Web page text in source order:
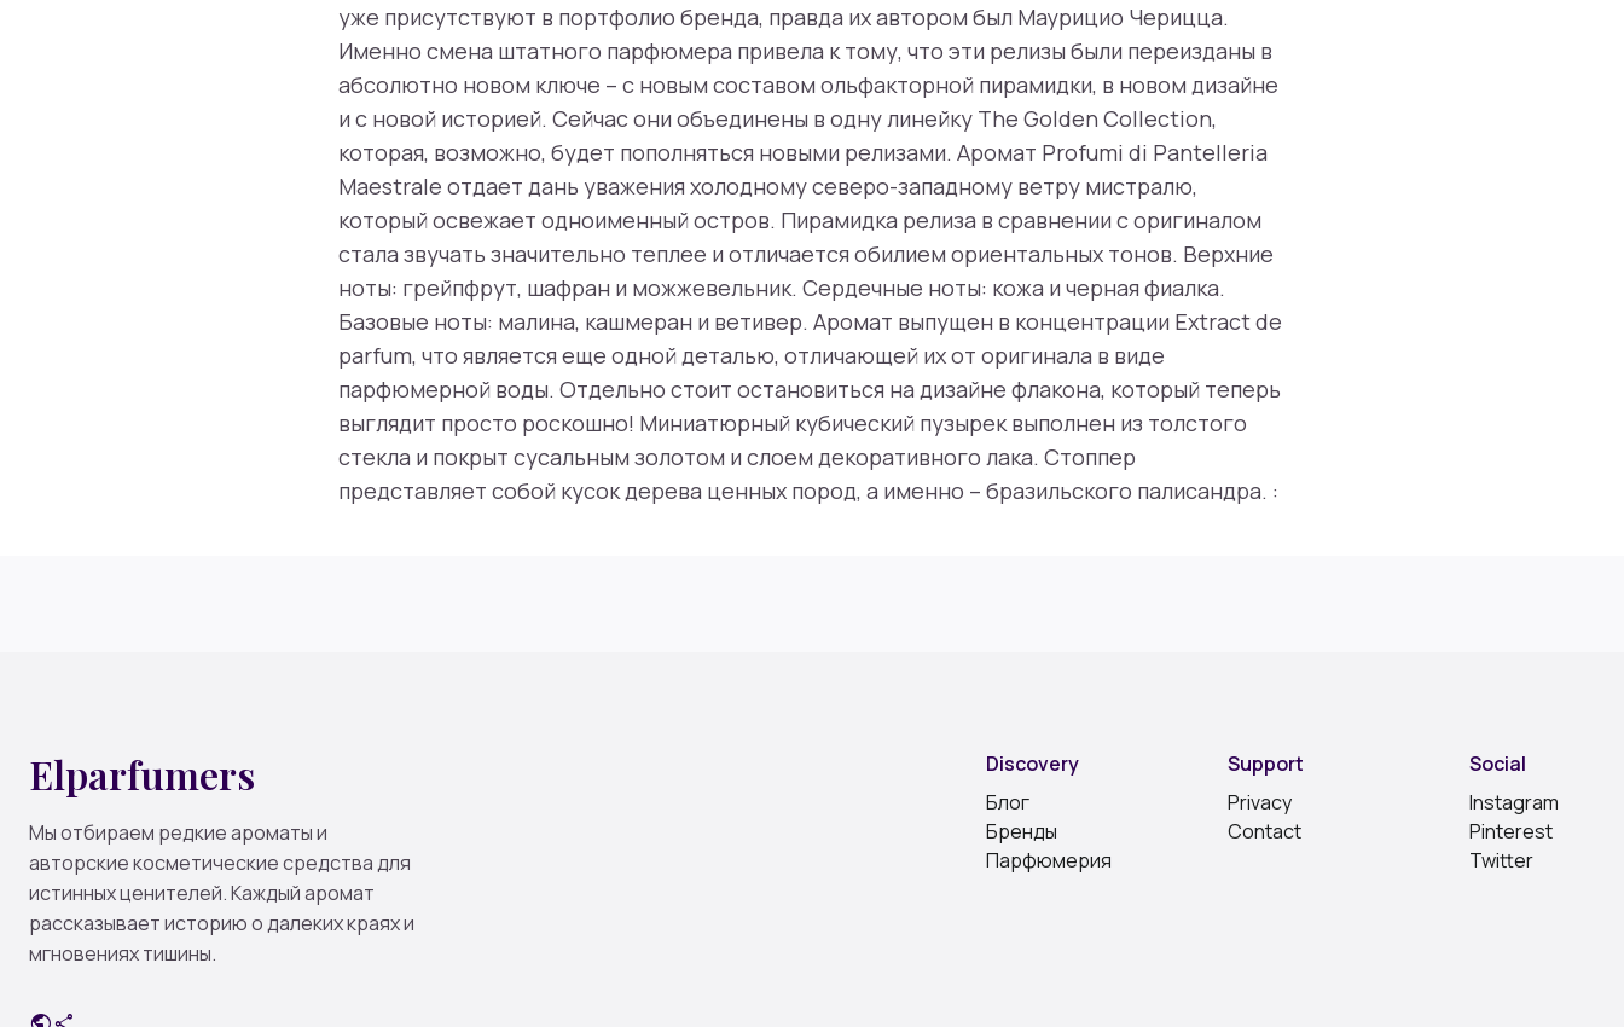
уже присутствуют в портфолио бренда, правда их автором был Маурицио Черицца.
Именно смена штатного парфюмера привела к тому, что эти релизы были переизданы в
абсолютно новом ключе – с новым составом ольфакторной пирамидки, в новом дизайне
и с новой историей. Сейчас они объединены в одну линейку The Golden Collection,
которая, возможно, будет пополняться новыми релизами. Аромат Profumi di Pantelleria
Maestrale отдает дань уважения холодному северо-западному ветру мистралю,
который освежает одноименный остров. Пирамидка релиза в сравнении с оригиналом
стала звучать значительно теплее и отличается обилием ориентальных тонов. Верхние
ноты: грейпфрут, шафран и можжевельник. Сердечные ноты: кожа и черная фиалка.
Базовые ноты: малина, кашмеран и ветивер. Аромат выпущен в концентрации Extract de
parfum, что является еще одной деталью, отличающей их от оригинала в виде
парфюмерной воды. Отдельно стоит остановиться на дизайне флакона, который теперь
выглядит просто роскошно! Миниатюрный кубический пузырек выполнен из толстого
стекла и покрыт сусальным золотом и слоем декоративного лака. Стоппер
представляет собой кусок дерева ценных пород, а именно – бразильского палисандра. :
Elparfumers
Мы отбираем редкие ароматы и
авторские косметические средства для
истинных ценителей. Каждый аромат
рассказывает историю о далеких краях и
мгновениях тишины.
Discovery
Блог
Бренды
Парфюмерия
Support
Privacy
Contact
Social
Instagram
Pinterest
Twitter